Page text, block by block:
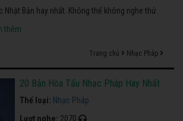
Nhật Bản hay nhất. Không thể không nghe thử.
thêm
Trang chủ Nhạc Pháp
20 Bản Hòa Tấu Nhạc Pháp Hay Nhất
Thể loại: Nhạc Pháp
Lượt nghe: 2070